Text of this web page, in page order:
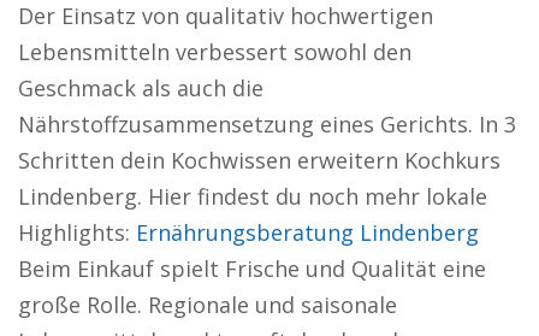
Der Einsatz von qualitativ hochwertigen
Lebensmitteln verbessert sowohl den
Geschmack als auch die
Nährstoffzusammensetzung eines Gerichts. In 3
Schritten dein Kochwissen erweitern Kochkurs
Lindenberg. Hier findest du noch mehr lokale
Highlights: Ernährungsberatung Lindenberg
Beim Einkauf spielt Frische und Qualität eine
große Rolle. Regionale und saisonale